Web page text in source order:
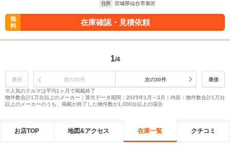
住所
宮城県仙台市泉区
無
料
在庫確認・見積依頼
1/4
最初 前の30件 次の30件
最後
※人気のクルマは平均1ヶ月で掲載終了
物件数合計1万台以上のメーカー｜算出データ期間：2025年1月～3月｜内容：物件数合計1万台
以上のメーカーのうち、掲載が終了した物件数が1,000台以上の場合
お店TOP 地図&アクセス 在庫一覧 クチコミ